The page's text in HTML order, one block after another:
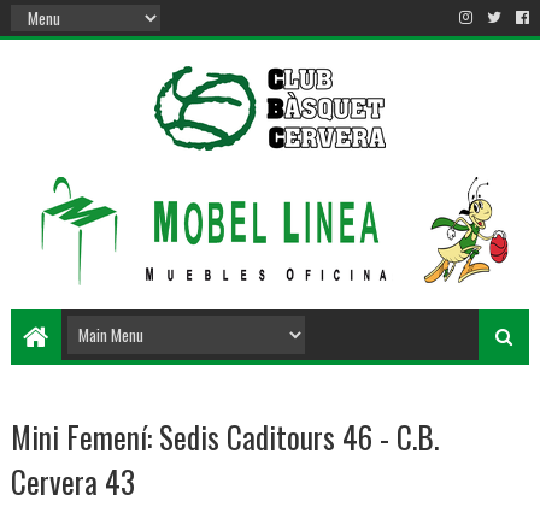
Mini Femení: Sedis Caditours 46 - C.B.
Cervera 43